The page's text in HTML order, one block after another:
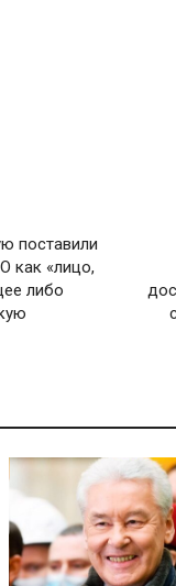
поставили
как «лицо,
либо